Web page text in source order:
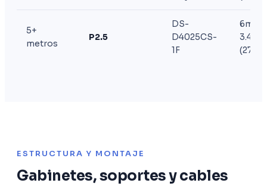
5+
metros
P2.5
DS-
D4025CS-
1F
6m ×
3.4m
(270”)
ESTRUCTURA Y MONTAJE
Gabinetes, soportes y cables